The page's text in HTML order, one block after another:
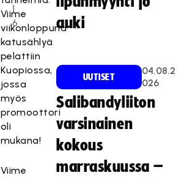
1
6
Viime
viikonloppuna
katusählyä
pelattiin
Kuopiossa,
jossa
myös
promoottori
oli
mukana!
Viime
auki
UUTISET
04.08.2
026
Salibandyliiton
varsinainen
kokous
marraskuussa –